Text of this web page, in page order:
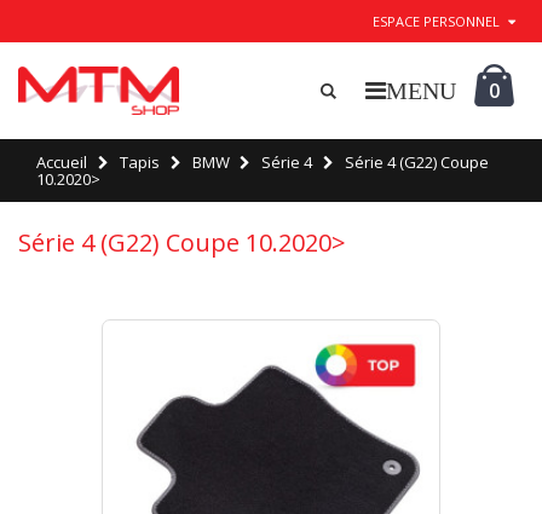
ESPACE PERSONNEL
0
Accueil Tapis BMW Série 4 Série 4 (G22) Coupe
10.2020>
Série 4 (G22) Coupe 10.2020>